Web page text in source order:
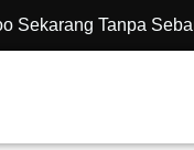
Sekarang Tanpa